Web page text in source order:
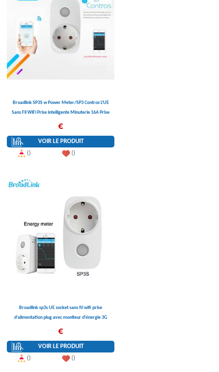
Broadlink SP3S w Power Meter/SP3 Contros L'UE
Sans Fil WiFi Prise intelligente Minuterie 16A Prise
€
VOIR LE PRODUIT
()
()
Broadlink sp3s UE socket sans fil wifi prise
d'alimentation plug avec moniteur d'énergie 3G
€
VOIR LE PRODUIT
()
()